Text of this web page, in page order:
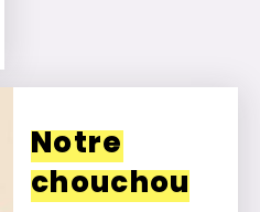
Notre
chouchou